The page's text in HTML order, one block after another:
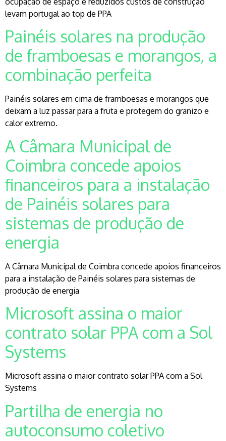
levam portugal ao top de PPA
Painéis solares na produção
de framboesas e morangos, a
combinação perfeita
Painéis solares em cima de framboesas e morangos que
deixam a luz passar para a fruta e protegem do granizo e
calor extremo.
A Câmara Municipal de
Coimbra concede apoios
financeiros para a instalação
de Painéis solares para
sistemas de produção de
energia
A Câmara Municipal de Coimbra concede apoios financeiros
para a instalação de Painéis solares para sistemas de
produção de energia
Microsoft assina o maior
contrato solar PPA com a Sol
Systems
Microsoft assina o maior contrato solar PPA com a Sol
Systems
Partilha de energia no
autoconsumo coletivo